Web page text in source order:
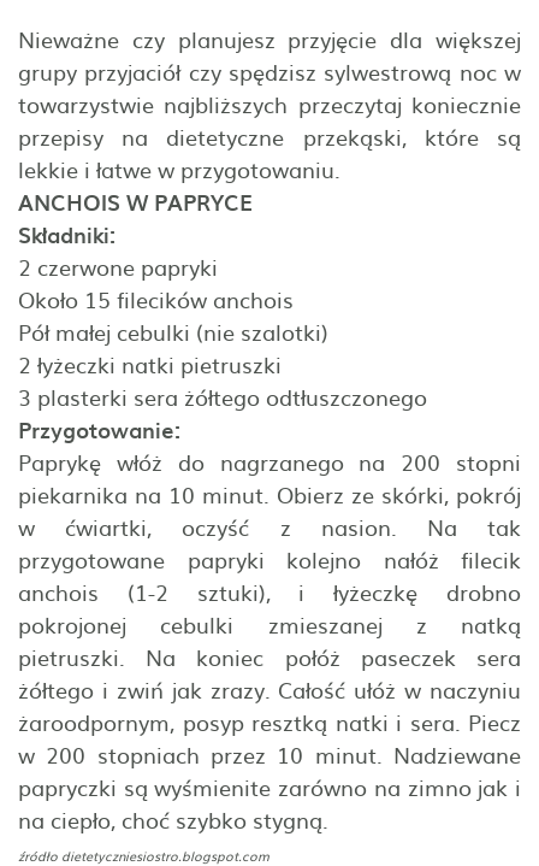
Nieważne czy planujesz przyjęcie dla większej
grupy przyjaciół czy spędzisz sylwestrową noc w
towarzystwie najbliższych przeczytaj koniecznie
przepisy na dietetyczne przekąski, które są
lekkie i łatwe w przygotowaniu.
ANCHOIS W PAPRYCE
Składniki:
2 czerwone papryki
Około 15 filecików anchois
Pół małej cebulki (nie szalotki)
2 łyżeczki natki pietruszki
3 plasterki sera żółtego odtłuszczonego
Przygotowanie:
Paprykę włóż do nagrzanego na 200 stopni
piekarnika na 10 minut. Obierz ze skórki, pokrój
w ćwiartki, oczyść z nasion. Na tak
przygotowane papryki kolejno nałóż filecik
anchois (1-2 sztuki), i łyżeczkę drobno
pokrojonej cebulki zmieszanej z natką
pietruszki. Na koniec połóż paseczek sera
żółtego i zwiń jak zrazy. Całość ułóż w naczyniu
żaroodpornym, posyp resztką natki i sera. Piecz
w 200 stopniach przez 10 minut. Nadziewane
papryczki są wyśmienite zarówno na zimno jak i
na ciepło, choć szybko stygną.
źródło dietetyczniesiostro.blogspot.com